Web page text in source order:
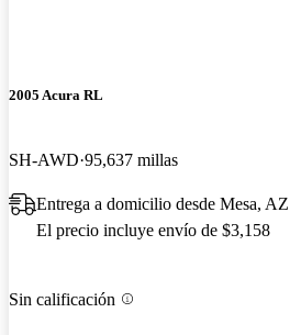
2005 Acura RL
SH-AWD 95,637 millas
Entrega a domicilio desde Mesa, AZ
El precio incluye envío de $3,158
Sin calificación